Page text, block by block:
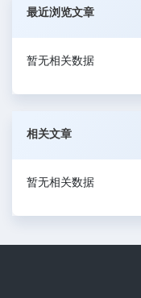
最近浏览文章
暂无相关数据
相关文章
暂无相关数据